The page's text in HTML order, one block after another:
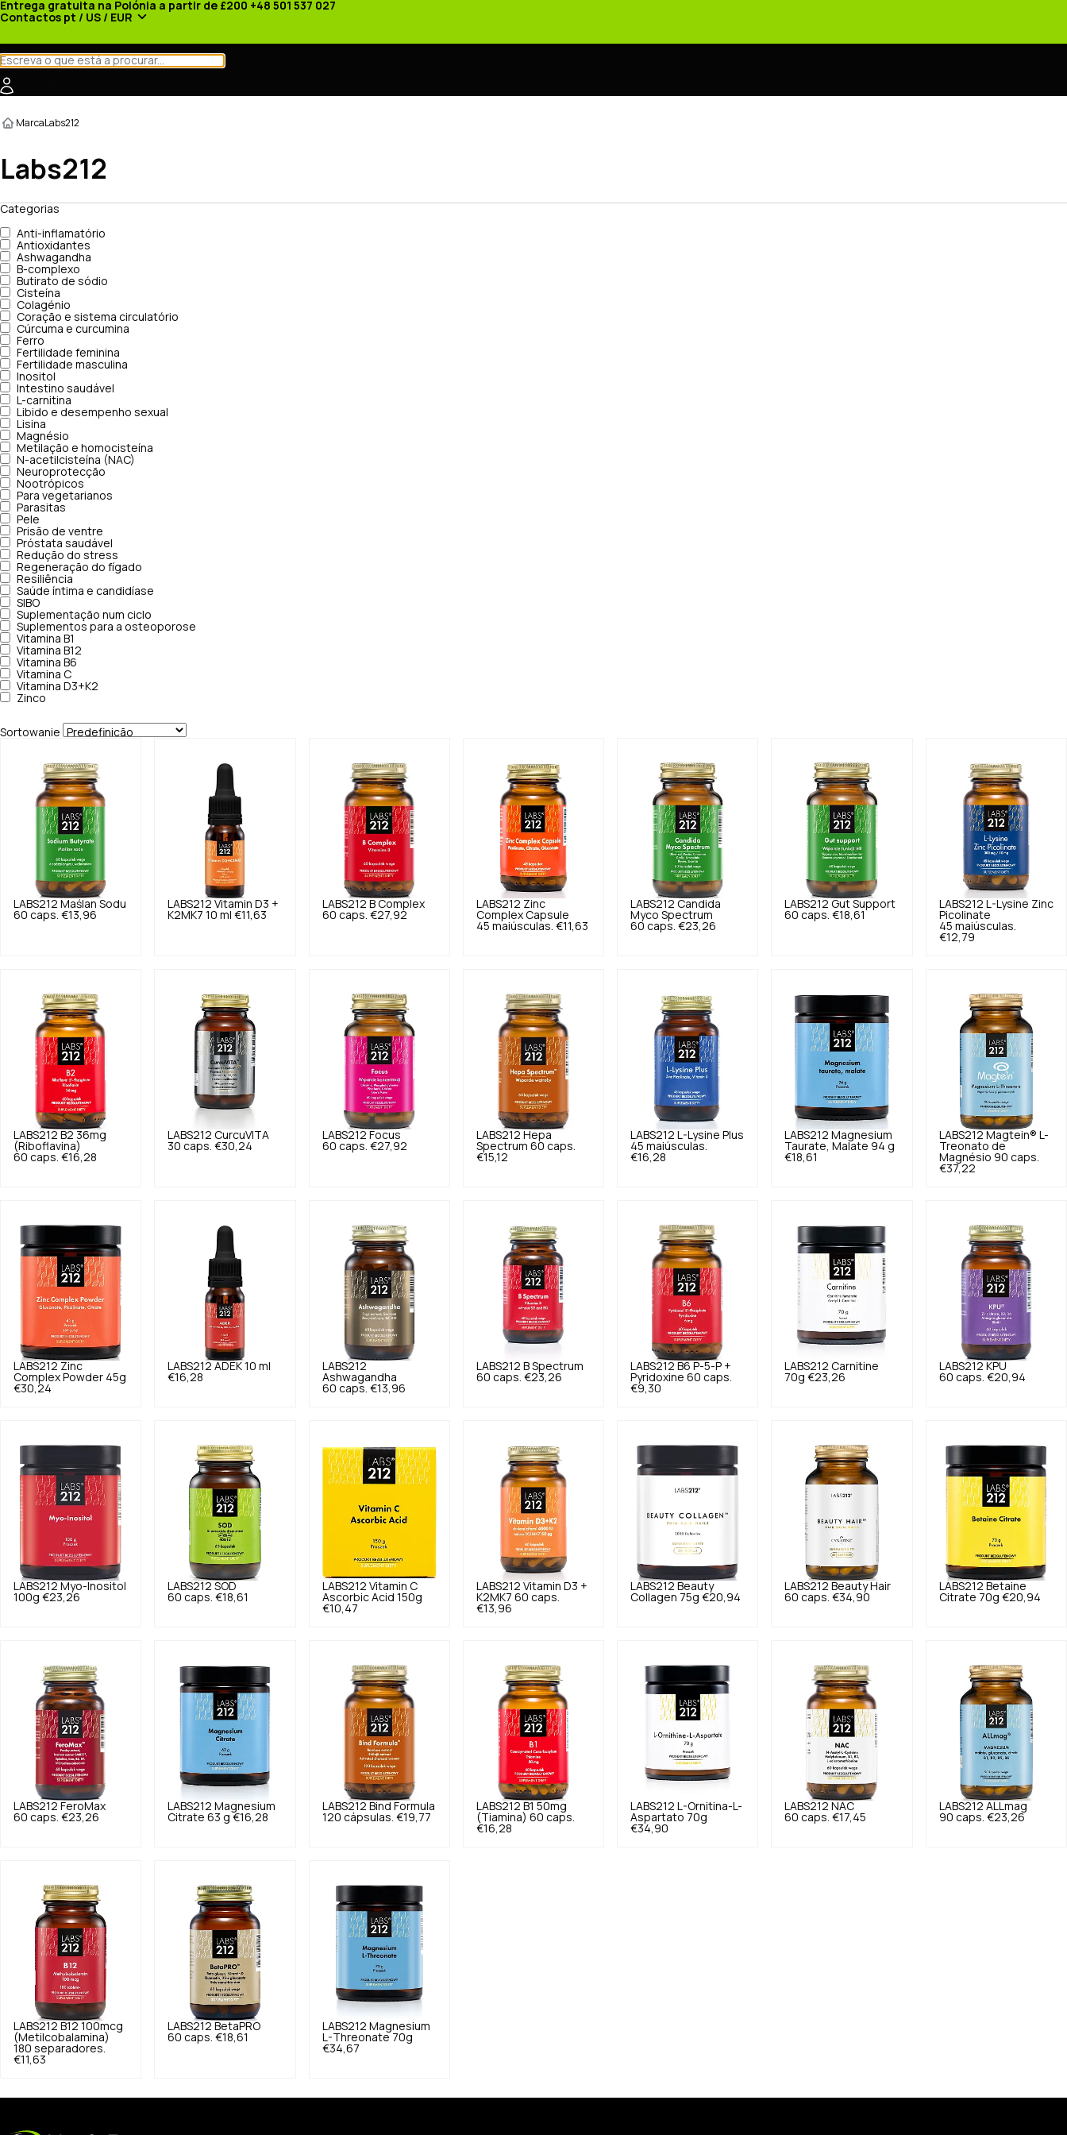
Entrega gratuita na Polónia a partir de £200 +48 501 537 027
Contactos pt / US / EUR
MarcaLabs212
Labs212
Categorias
Anti-inflamatório
Antioxidantes
Ashwagandha
B-complexo
Butirato de sódio
Cisteína
Colagénio
Coração e sistema circulatório
Cúrcuma e curcumina
Ferro
Fertilidade feminina
Fertilidade masculina
Inositol
Intestino saudável
L-carnitina
Libido e desempenho sexual
Lisina
Magnésio
Metilação e homocisteína
N-acetilcisteína (NAC)
Neuroprotecção
Nootrópicos
Para vegetarianos
Parasitas
Pele
Prisão de ventre
Próstata saudável
Redução do stress
Regeneração do fígado
Resiliência
Saúde íntima e candidíase
SIBO
Suplementação num ciclo
Suplementos para a osteoporose
Vitamina B1
Vitamina B12
Vitamina B6
Vitamina C
Vitamina D3+K2
Zinco
Sortowanie
LABS212 Maślan Sodu
60 caps. €13,96
LABS212 Vitamin D3 +
K2MK7 10 ml €11,63
LABS212 B Complex
60 caps. €27,92
LABS212 Zinc
Complex Capsule
45 maiúsculas. €11,63
LABS212 Candida
Myco Spectrum
60 caps. €23,26
LABS212 Gut Support
60 caps. €18,61
LABS212
L-Lysine Zinc
Picolinate
45 maiúsculas.
€12,79
LABS212 B2 36mg
(Riboflavina)
60 caps. €16,28
LABS212 CurcuVITA
30 caps. €30,24
LABS212 Focus
60 caps. €27,92
LABS212 Hepa
Spectrum 60 caps.
€15,12
LABS212
L-Lysine Plus
45 maiúsculas.
€16,28
LABS212 Magnesium
Taurate, Malate 94 g
€18,61
LABS212 Magtein® L-
Treonato de
Magnésio 90 caps.
€37,22
LABS212 Zinc
Complex Powder 45g
€30,24
LABS212 ADEK 10 ml
€16,28
LABS212
Ashwagandha
60 caps. €13,96
LABS212 B Spectrum
60 caps. €23,26
LABS212 B6 P-5-P +
Pyridoxine 60 caps.
€9,30
LABS212 Carnitine
70g €23,26
LABS212 KPU
60 caps. €20,94
LABS212 Myo-Inositol
100g €23,26
LABS212 SOD
60 caps. €18,61
LABS212 Vitamin C
Ascorbic Acid 150g
€10,47
LABS212 Vitamin D3 +
K2MK7 60 caps.
€13,96
LABS212 Beauty
Collagen 75g €20,94
LABS212 Beauty Hair
60 caps. €34,90
LABS212 Betaine
Citrate 70g €20,94
LABS212 FeroMax
60 caps. €23,26
LABS212 Magnesium
Citrate 63 g €16,28
LABS212 Bind Formula
120 cápsulas. €19,77
LABS212 B1 50mg
(Tiamina) 60 caps.
€16,28
LABS212
L-Ornitina-L-
Aspartato 70g
€34,90
LABS212 NAC
60 caps. €17,45
LABS212 ALLmag
90 caps. €23,26
LABS212 B12 100mcg
(Metilcobalamina)
180 separadores.
€11,63
LABS212 BetaPRO
60 caps. €18,61
LABS212 Magnesium
L-Threonate 70g
€34,67